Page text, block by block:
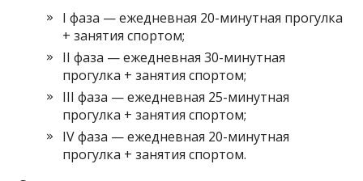
I фаза — ежедневная 20-минутная прогулка
+ занятия спортом;
II фаза — ежедневная 30-минутная
прогулка + занятия спортом;
III фаза — ежедневная 25-минутная
прогулка + занятия спортом;
IV фаза — ежедневная 20-минутная
прогулка + занятия спортом.